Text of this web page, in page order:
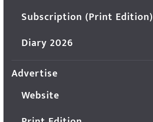
Subscription (Print Edition)
Diary 2026
Advertise
Website